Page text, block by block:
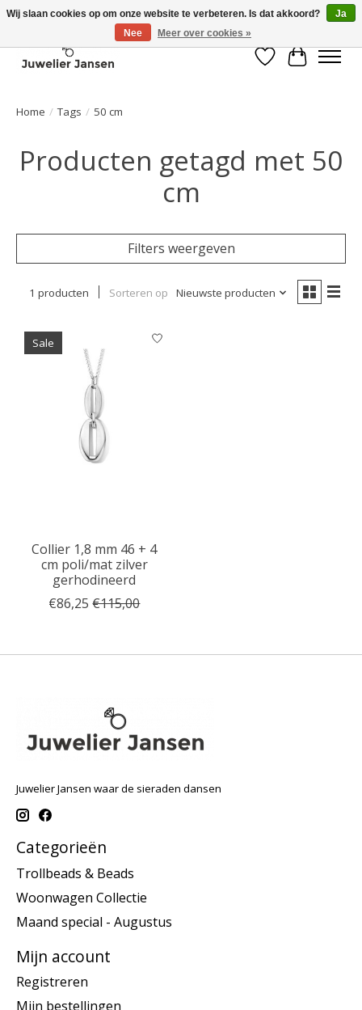
Verlanglijst
Home / Tags / 50 cm
Producten getagd met 50
cm
Filters weergeven
1 producten Sorteren op Nieuwste producten
Sale
Collier 1,8 mm 46 + 4
cm poli/mat zilver
gerhodineerd
€86,25 €115,00
Juwelier Jansen waar de sieraden dansen
Categorieën
Trollbeads & Beads
Woonwagen Collectie
Maand special - Augustus
Mijn account
Registreren
Mijn bestellingen
Wij slaan cookies op om onze website te verbeteren. Is dat akkoord?
Ja
Nee
Meer over cookies »